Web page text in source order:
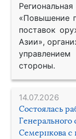
«Повышение
поставок
Азии»,
стороны.
14.07.2026
Состоялась
Семерикова с